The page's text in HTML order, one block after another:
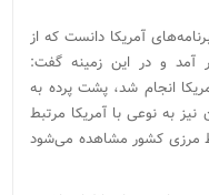
آمریکا دانست که از
آمد و در این زمینه گفت:
انجام شد، پشت پرده به
به نوعی با آمریکا مرتبط
مرزی کشور مشاهده می‌شود